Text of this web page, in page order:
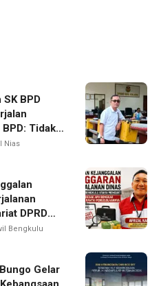
BPD
Tidak
Nias
DPRD
LAKI
Bengkulu
Gelar